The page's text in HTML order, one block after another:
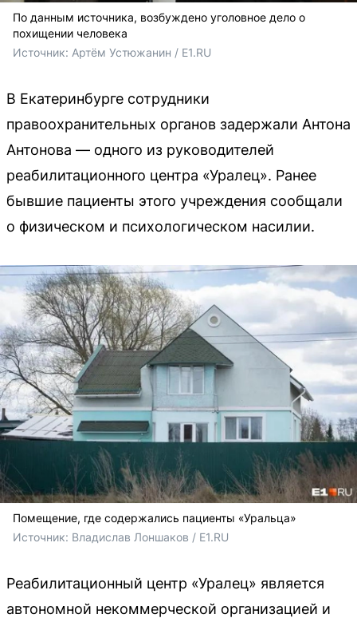
По данным источника, возбуждено уголовное дело о
похищении человека
Источник: Артём Устюжанин / E1.RU
В Екатеринбурге сотрудники
правоохранительных органов задержали Антона
Антонова — одного из руководителей
реабилитационного центра «Уралец». Ранее
бывшие пациенты этого учреждения сообщали
о физическом и психологическом насилии.
Помещение, где содержались пациенты «Уральца»
Источник: Владислав Лоншаков / E1.RU
Реабилитационный центр «Уралец» является
автономной некоммерческой организацией и